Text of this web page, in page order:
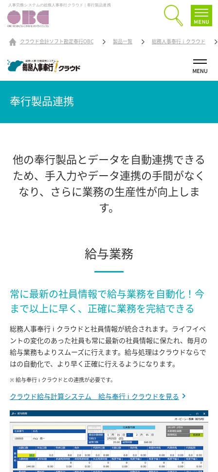
人事労務システムの総務人事奉行クラウド｜奉行製品連携
クラウド会計ソフト勘定奉行OBC 製品一覧 総務人事奉行ｉクラウド
奉行製品連携
他の奉行製品とデータを自動連携できる
ため、 手入力やデータ連携の手間がなく
なり、さらに業務の生産性が向上しま
す。
給与業務
常に最新の社員情報で給与業務を自動化！今
まで以上に早く、正確に業務を完結できる
総務人事奉行 i クラウドと社員情報が統合されます。ライフイベ
ントの変化のあった社員も常に最新の社員情報に保たれ、毎月の
給与業務もよりスムーズに行えます。給与処理はクラウドならで
はの自動化で、より早く正確に行えるようになります。
※ 給与奉行 i クラウドとの連携が必要です。
クラウド給与計算システム 給与奉行 i クラウドを見る